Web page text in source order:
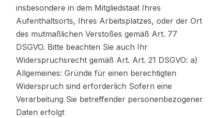
insbesondere in dem Mitgliedstaat Ihres
Aufenthaltsorts, Ihres Arbeitsplatzes, oder der Ort
des mutmaßlichen Verstoßes gemäß Art. 77
DSGVO. Bitte beachten Sie auch Ihr
Widerspruchsrecht gemäß Art. Art. 21 DSGVO: a)
Allgemeines: Gründe für einen berechtigten
Widerspruch sind erforderlich Sofern eine
Verarbeitung Sie betreffender personenbezogener
Daten erfolgt